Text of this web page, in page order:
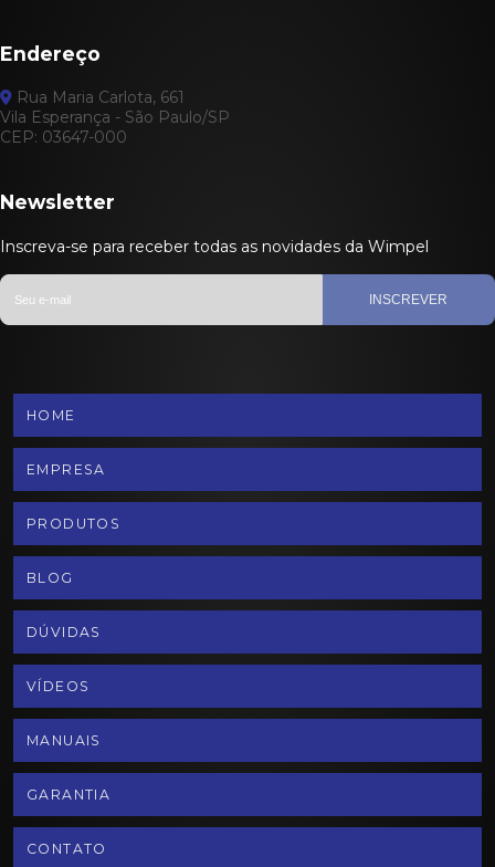
Endereço
Rua Maria Carlota, 661
Vila Esperança - São Paulo/SP
CEP: 03647-000
Newsletter
Inscreva-se para receber todas as novidades da Wimpel
INSCREVER
HOME
EMPRESA
PRODUTOS
BLOG
DÚVIDAS
VÍDEOS
MANUAIS
GARANTIA
CONTATO